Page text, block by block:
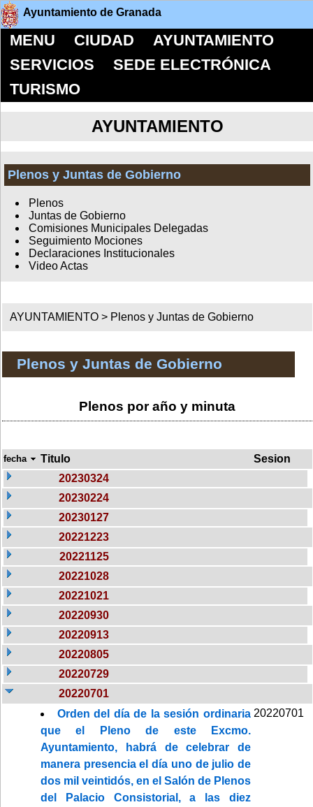
Ayuntamiento de Granada
MENU CIUDAD
AYUNTAMIENTO
SERVICIOS
SEDE ELECTRÓNICA
TURISMO
AYUNTAMIENTO
Plenos y Juntas de Gobierno
Plenos
Juntas de Gobierno
Comisiones Municipales Delegadas
Seguimiento Mociones
Declaraciones Institucionales
Video Actas
AYUNTAMIENTO > Plenos y Juntas de Gobierno
Plenos y Juntas de Gobierno
Plenos por año y minuta
fecha Titulo
Sesion
20230324
20230224
20230127
20221223
20221125
20221028
20221021
20220930
20220913
20220805
20220729
20220701
Orden del día de la sesión ordinaria
que el Pleno de este Excmo.
Ayuntamiento, habrá de celebrar de
manera presencia el día uno de julio de
dos mil veintidós, en el Salón de Plenos
del Palacio Consistorial, a las diez
20220701